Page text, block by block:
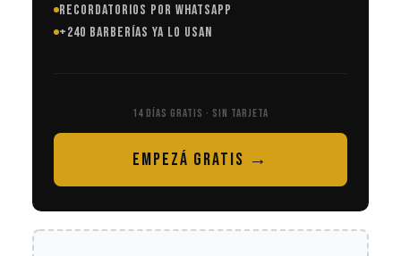
RECORDATORIOS POR WHATSAPP
+240 BARBERÍAS YA LO USAN
14 DÍAS GRATIS · SIN TARJETA
EMPEZÁ GRATIS →